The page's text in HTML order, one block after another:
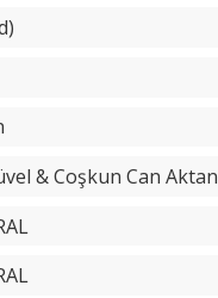
& Coşkun Can Aktan